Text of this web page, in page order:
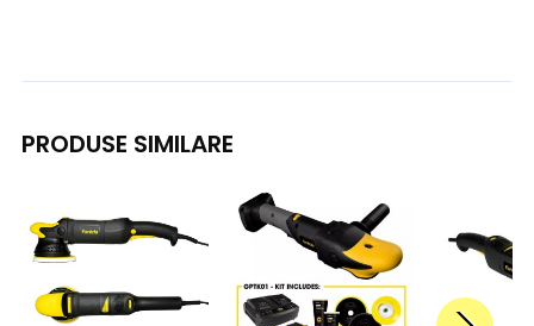
PRODUSE SIMILARE